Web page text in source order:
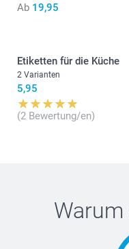
Ab 19,95
Etiketten für die Küche
2 Varianten
5,95
(2 Bewertung/en)
Warum